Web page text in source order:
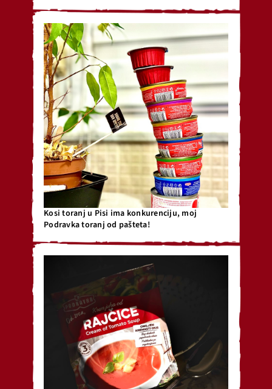
Kosi toranj u Pisi ima konkurenciju, moj
Podravka toranj od pašteta!